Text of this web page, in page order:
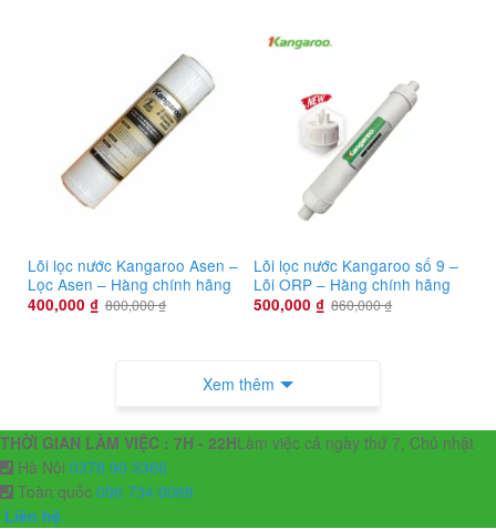
Lõi lọc nước Kangaroo Asen –
Lọc Asen – Hàng chính hãng
400,000 ₫ 800,000₫
Lõi lọc nước Kangaroo số 9 –
Lõi ORP – Hàng chính hãng
500,000 ₫ 860,000₫
Xem thêm
THỜI GIAN LÀM VIỆC : 7H - 22HLàm việc cả ngày thứ 7, Chủ nhật
Hà Nội 0378 90 3366
Toàn quốc 096 734 6068
Liên hệ